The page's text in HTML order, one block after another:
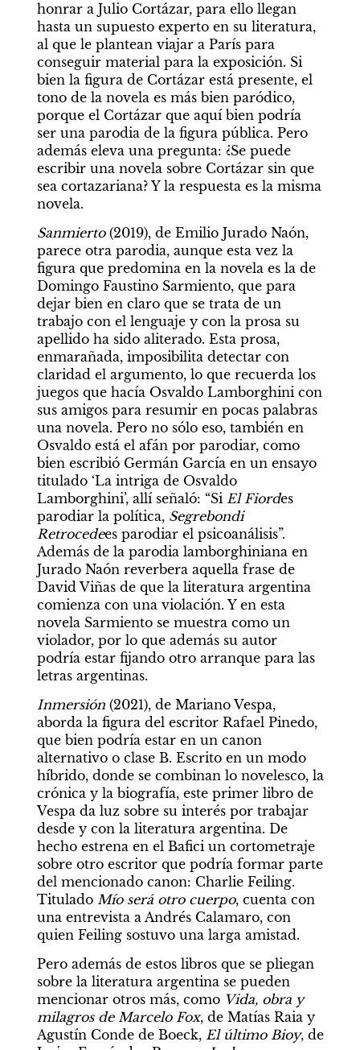
honrar a Julio Cortázar, para ello llegan
hasta un supuesto experto en su literatura,
al que le plantean viajar a París para
conseguir material para la exposición. Si
bien la figura de Cortázar está presente, el
tono de la novela es más bien paródico,
porque el Cortázar que aquí bien podría
ser una parodia de la figura pública. Pero
además eleva una pregunta: ¿Se puede
escribir una novela sobre Cortázar sin que
sea cortazariana? Y la respuesta es la misma
novela.
Sanmierto (2019), de Emilio Jurado Naón,
parece otra parodia, aunque esta vez la
figura que predomina en la novela es la de
Domingo Faustino Sarmiento, que para
dejar bien en claro que se trata de un
trabajo con el lenguaje y con la prosa su
apellido ha sido aliterado. Esta prosa,
enmarañada, imposibilita detectar con
claridad el argumento, lo que recuerda los
juegos que hacía Osvaldo Lamborghini con
sus amigos para resumir en pocas palabras
una novela. Pero no sólo eso, también en
Osvaldo está el afán por parodiar, como
bien escribió Germán García en un ensayo
titulado ‘La intriga de Osvaldo
Lamborghini’, allí señaló: “Si El Fiordes
parodiar la política, Segrebondi
Retrocedees parodiar el psicoanálisis”.
Además de la parodia lamborghiniana en
Jurado Naón reverbera aquella frase de
David Viñas de que la literatura argentina
comienza con una violación. Y en esta
novela Sarmiento se muestra como un
violador, por lo que además su autor
podría estar fijando otro arranque para las
letras argentinas.
Inmersión (2021), de Mariano Vespa,
aborda la figura del escritor Rafael Pinedo,
que bien podría estar en un canon
alternativo o clase B. Escrito en un modo
híbrido, donde se combinan lo novelesco, la
crónica y la biografía, este primer libro de
Vespa da luz sobre su interés por trabajar
desde y con la literatura argentina. De
hecho estrena en el Bafici un cortometraje
sobre otro escritor que podría formar parte
del mencionado canon: Charlie Feiling.
Titulado Mío será otro cuerpo, cuenta con
una entrevista a Andrés Calamaro, con
quien Feiling sostuvo una larga amistad.
Pero además de estos libros que se pliegan
sobre la literatura argentina se pueden
mencionar otros más, como Vida, obra y
milagros de Marcelo Fox, de Matías Raia y
Agustín Conde de Boeck, El último Bioy, de